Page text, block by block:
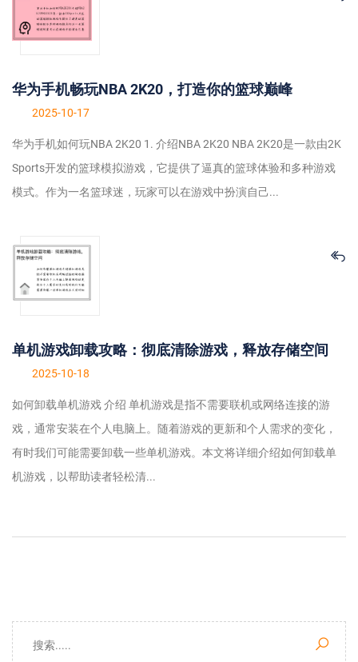
华为手机畅玩NBA 2K20，打造你的篮球巅峰
2025-10-17
华为手机如何玩NBA 2K20 1. 介绍NBA 2K20 NBA 2K20是一款由2K
Sports开发的篮球模拟游戏，它提供了逼真的篮球体验和多种游戏
模式。作为一名篮球迷，玩家可以在游戏中扮演自己...
单机游戏卸载攻略：彻底清除游戏，释放存储空间
2025-10-18
如何卸载单机游戏 介绍 单机游戏是指不需要联机或网络连接的游
戏，通常安装在个人电脑上。随着游戏的更新和个人需求的变化，
有时我们可能需要卸载一些单机游戏。本文将详细介绍如何卸载单
机游戏，以帮助读者轻松清...